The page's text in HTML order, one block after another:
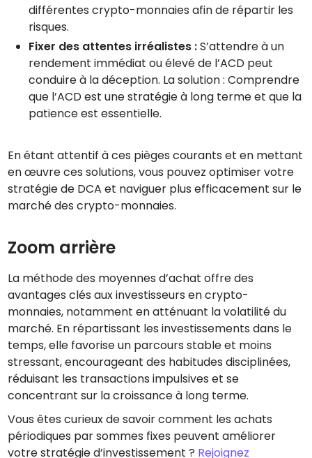
différentes crypto-monnaies afin de répartir les
risques.
Fixer des attentes irréalistes :S’attendre à un
rendement immédiat ou élevé de l’ACD peut
conduire à la déception. La solution : Comprendre
que l’ACD est une stratégie à long terme et que la
patience est essentielle.
En étant attentif à ces pièges courants et en mettant
en œuvre ces solutions, vous pouvez optimiser votre
stratégie de DCA et naviguer plus efficacement sur le
marché des crypto-monnaies.
Zoom arrière
La méthode des moyennes d’achat offre des
avantages clés aux investisseurs en crypto-
monnaies, notamment en atténuant la volatilité du
marché. En répartissant les investissements dans le
temps, elle favorise un parcours stable et moins
stressant, encourageant des habitudes disciplinées,
réduisant les transactions impulsives et se
concentrant sur la croissance à long terme.
Vous êtes curieux de savoir comment les achats
périodiques par sommes fixes peuvent améliorer
votre stratégie d’investissement ? Rejoignez